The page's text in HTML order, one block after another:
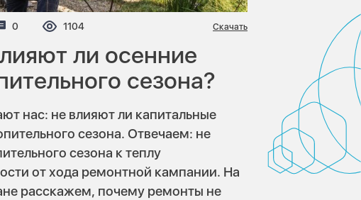
Комментариев:
0 Просмотров:
1104 Скачать
ли осенние
сезона?
нас: не влияют ли капитальные
сезона. Отвечаем: не
сезона к теплу
от хода ремонтной кампании. На
расскажем, почему ремонты не